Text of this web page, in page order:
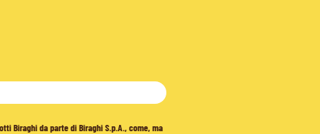
Biraghi da parte di Biraghi S.p.A., come, ma